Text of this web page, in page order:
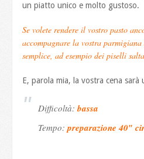
un piatto unico e molto gustoso.
Se volete rendere il vostro pasto
accompagnare la vostra
semplice, ad esempio dei piselli
E, parola mia, la vostra cena sarà
Difficoltà:bassa
Tempo:preparazione 40″